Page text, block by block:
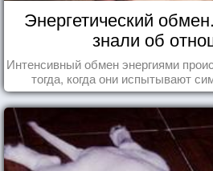
Энергетический
знали об
Интенсивный обмен энергиями
тогда, когда они испытывают